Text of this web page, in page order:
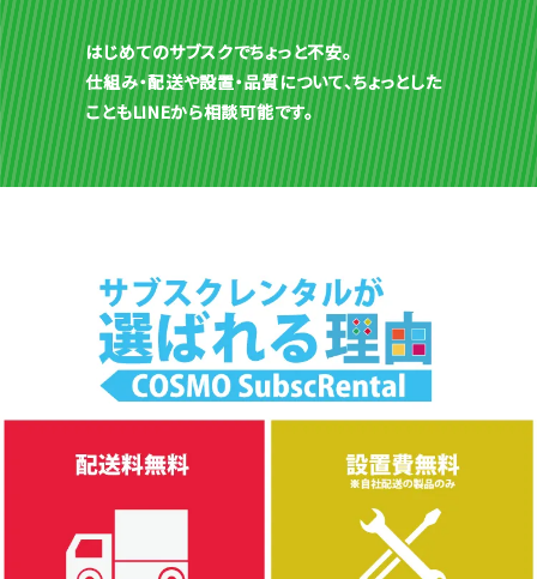
はじめてのサブスクでちょっと不安。
仕組み・配送や設置・品質について、ちょっとした
こともLINEから相談可能です。